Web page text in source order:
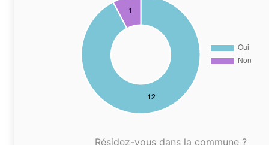
Résidez-vous dans la commune ?